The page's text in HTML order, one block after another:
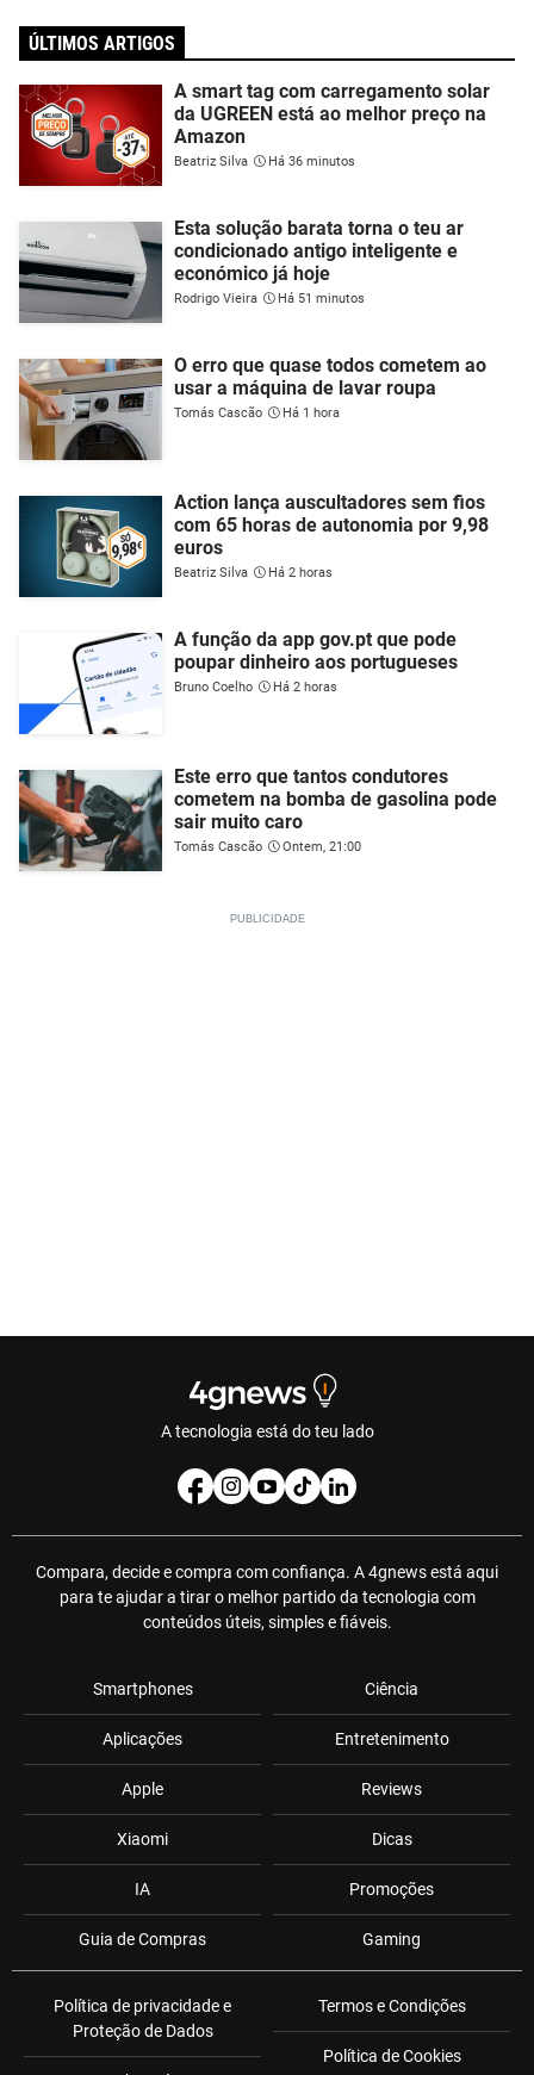
ÚLTIMOS ARTIGOS
A smart tag com carregamento solar
da UGREEN está ao melhor preço na
Amazon
Beatriz Silva Há 36 minutos
Esta solução barata torna o teu ar
condicionado antigo inteligente e
económico já hoje
Rodrigo Vieira Há 51 minutos
O erro que quase todos cometem ao
usar a máquina de lavar roupa
Tomás Cascão Há 1 hora
Action lança auscultadores sem fios
com 65 horas de autonomia por 9,98
euros
Beatriz Silva Há 2 horas
A função da app gov.pt que pode
poupar dinheiro aos portugueses
Bruno Coelho Há 2 horas
Este erro que tantos condutores
cometem na bomba de gasolina pode
sair muito caro
Tomás Cascão Ontem, 21:00
A tecnologia está do teu lado
Compara, decide e compra com confiança. A 4gnews está aqui
para te ajudar a tirar o melhor partido da tecnologia com
conteúdos úteis, simples e fiáveis.
Smartphones
Aplicações
Apple
Xiaomi
IA
Guia de Compras
Ciência
Entretenimento
Reviews
Dicas
Promoções
Gaming
Política de privacidade e
Proteção de Dados
Termos e Condições
Política de Cookies